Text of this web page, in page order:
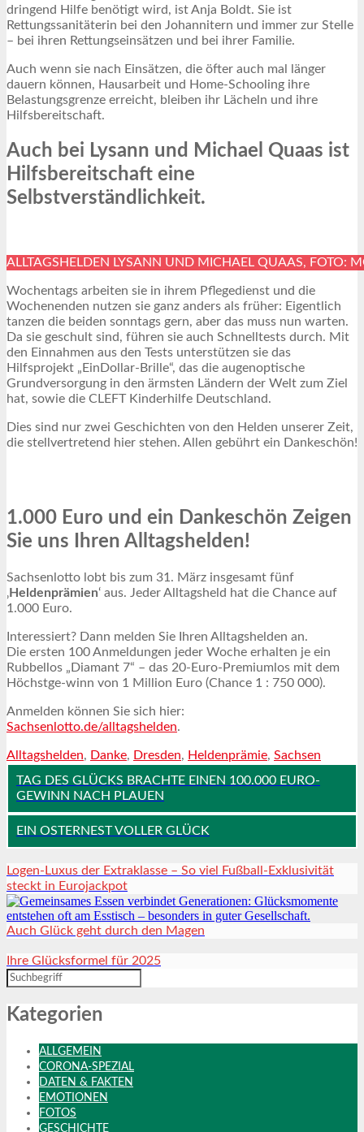
dringend Hilfe benötigt wird, ist Anja Boldt. Sie ist
Rettungssanitäterin bei den Johannitern und immer zur Stelle
– bei ihren Rettungseinsätzen und bei ihrer Familie.
Auch wenn sie nach Einsätzen, die öfter auch mal länger
dauern können, Hausarbeit und Home-Schooling ihre
Belastungsgrenze erreicht, bleiben ihr Lächeln und ihre
Hilfsbereitschaft.
Auch bei Lysann und Michael Quaas ist
Hilfsbereitschaft eine
Selbstverständlichkeit.
ALLTAGSHELDEN LYSANN UND MICHAEL QUAAS, FOTO:
Wochentags arbeiten sie in ihrem Pflegedienst und die
Wochenenden nutzen sie ganz anders als früher: Eigentlich
tanzen die beiden sonntags gern, aber das muss nun warten.
Da sie geschult sind, führen sie auch Schnelltests durch. Mit
den Einnahmen aus den Tests unterstützen sie das
Hilfsprojekt „EinDollar-Brille“, das die augenoptische
Grundversorgung in den ärmsten Ländern der Welt zum Ziel
hat, sowie die CLEFT Kinderhilfe Deutschland.
Dies sind nur zwei Geschichten von den Helden unserer Zeit,
die stellvertretend hier stehen. Allen gebührt ein Dankeschön!
1.000 Euro und ein Dankeschön Zeigen
Sie uns Ihren Alltagshelden!
Sachsenlotto lobt bis zum 31. März insgesamt fünf
‚Heldenprämien‘ aus. Jeder Alltagsheld hat die Chance auf
1.000 Euro.
Interessiert? Dann melden Sie Ihren Alltagshelden an.
Die ersten 100 Anmeldungen jeder Woche erhalten je ein
Rubbellos „Diamant 7“ – das 20-Euro-Premiumlos mit dem
Höchstge-winn von 1 Million Euro (Chance 1 : 750 000).
Anmelden können Sie sich hier:
Sachsenlotto.de/alltagshelden.
Alltagshelden, Danke, Dresden, Heldenprämie, Sachsen
TAG DES GLÜCKS BRACHTE EINEN 100.000 EURO-
GEWINN NACH PLAUEN
EIN OSTERNEST VOLLER GLÜCK
Logen-Luxus der Extraklasse – So viel Fußball-Exklusivität
steckt in Eurojackpot
Auch Glück geht durch den Magen
Ihre Glücksformel für 2025
Kategorien
ALLGEMEIN
CORONA-SPEZIAL
DATEN & FAKTEN
EMOTIONEN
FOTOS
GESCHICHTE